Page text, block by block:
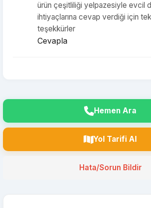
ürün çeşitliliği yelpazesiyle evcil
ihtiyaçlarına cevap verdiği için
teşekkürler
Cevapla
Hemen Ara
Yol Tarifi Al
Hata/Sorun Bildir